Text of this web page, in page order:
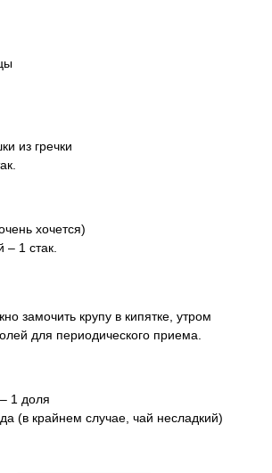
из гречки
хочется)
1 стак.
замочить крупу в кипятке, утром
для периодического приема.
1 доля
(в крайнем случае, чай несладкий)